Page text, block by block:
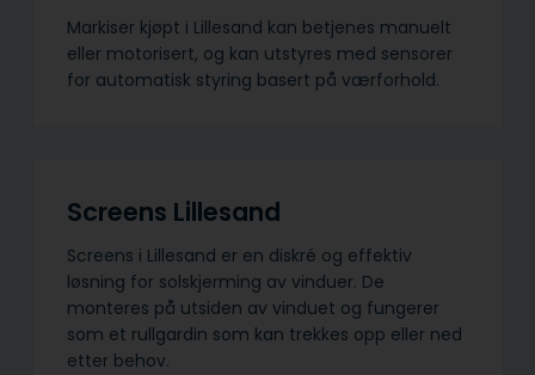
Markiser kjøpt i Lillesand kan betjenes manuelt
eller motorisert, og kan utstyres med sensorer
for automatisk styring basert på værforhold.
Screens Lillesand
Screens i Lillesand er en diskré og effektiv
løsning for solskjerming av vinduer. De
monteres på utsiden av vinduet og fungerer
som et rullgardin som kan trekkes opp eller ned
etter behov.